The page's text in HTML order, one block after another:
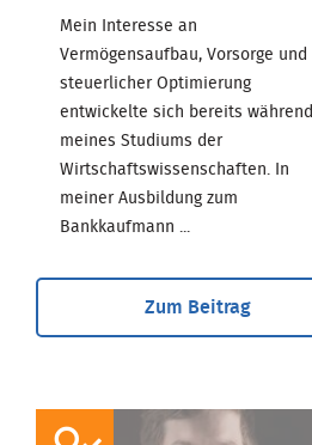
Mein Interesse an
Vermögensaufbau, Vorsorge und
steuerlicher Optimierung
entwickelte sich bereits während
meines Studiums der
Wirtschaftswissenschaften. In
meiner Ausbildung zum
Bankkaufmann ...
Zum Beitrag